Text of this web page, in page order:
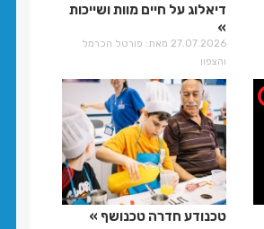
דיאלוג על חיים מוות ושייכות
27.07.2026 מאת: פורטל הכרמל
והצפון
טכנודע חדרה טכנושף